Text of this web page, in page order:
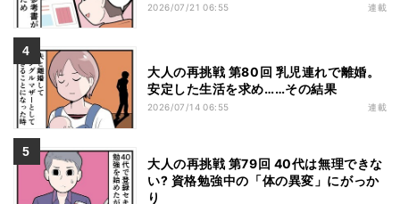
2026/07/21 06:55 連載
大人の再挑戦 第80回 乳児連れで離婚。
安定した生活を求め……その結果
2026/07/14 06:55 連載
大人の再挑戦 第79回 40代は無理できな
い? 資格勉強中の「体の異変」にがっか
り